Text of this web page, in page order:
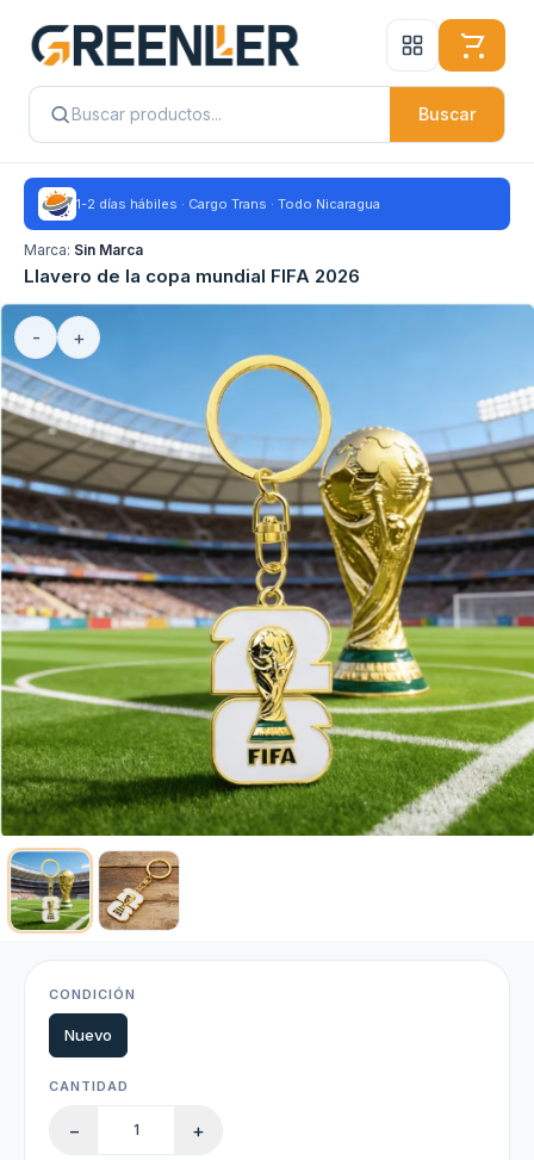
Buscar
1-2 días hábiles · Cargo Trans · Todo Nicaragua
Marca: Sin Marca
Llavero de la copa mundial FIFA 2026
- +
CONDICIÓN
Nuevo
CANTIDAD
− +